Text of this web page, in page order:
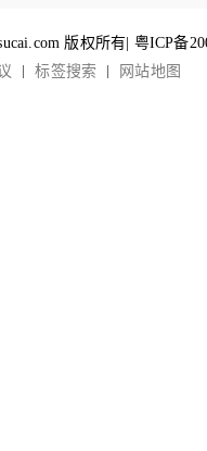
版权所有| 粤ICP备
标签搜索 网站地图